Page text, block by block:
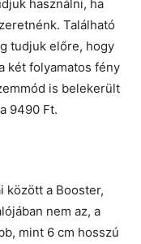
használni, ha
Található
tudjuk előre, hogy
két folyamatos fény
is belekerült
9490 Ft.
között a Booster,
nem az, a
mint 6 cm hosszú